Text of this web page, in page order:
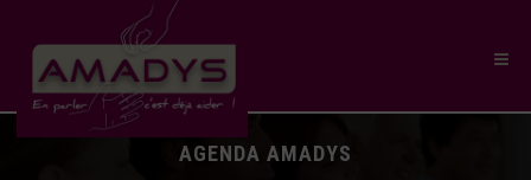
AGENDA AMADYS